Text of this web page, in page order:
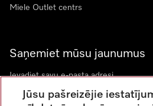
Miele Outlet centrs
Saņemiet mūsu jaunumus
Jūsu pašreizējie